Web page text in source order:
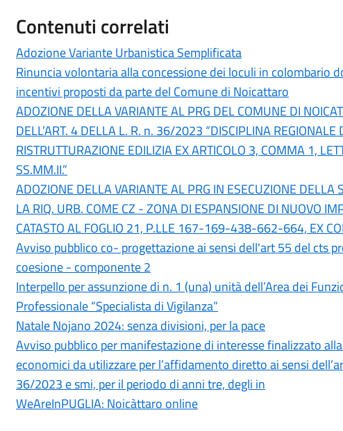
Contenuti correlati
Adozione Variante Urbanistica Semplificata
Rinuncia volontaria alla concessione dei loculi in colombario
incentivi proposti da parte del Comune di Noicattaro
ADOZIONE DELLA VARIANTE AL PRG DEL COMUNE DI
DELL’ART. 4 DELLA L. R. n. 36/2023 “DISCIPLINA REGIONALE
RISTRUTTURAZIONE EDILIZIA EX ARTICOLO 3, COMMA 1,
SS.MM.II.”
ADOZIONE DELLA VARIANTE AL PRG IN ESECUZIONE
LA RIQ. URB. COME CZ - ZONA DI ESPANSIONE DI NUOVO
CATASTO AL FOGLIO 21, P.LLE 167-169-438-662-664, EX
Avviso pubblico co- progettazione ai sensi dell'art 55 del cts
coesione - componente 2
Interpello per assunzione di n. 1 (una) unità dell’Area dei
Professionale “Specialista di Vigilanza”
Natale Nojano 2024: senza divisioni, per la pace
Avviso pubblico per manifestazione di interesse finalizzato
economici da utilizzare per l’affidamento diretto ai sensi
36/2023 e smi, per il periodo di anni tre, degli in
WeAreInPUGLIA: Noicàttaro online